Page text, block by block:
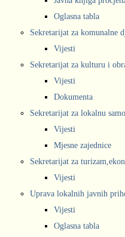
Oglasna tabla
Sekretarijat za komunalne
Vijesti
Sekretarijat za kulturu i
Vijesti
Dokumenta
Sekretarijat za lokalnu
Vijesti
Mjesne zajednice
Sekretarijat za
Vijesti
Uprava lokalnih javnih
Vijesti
Oglasna tabla